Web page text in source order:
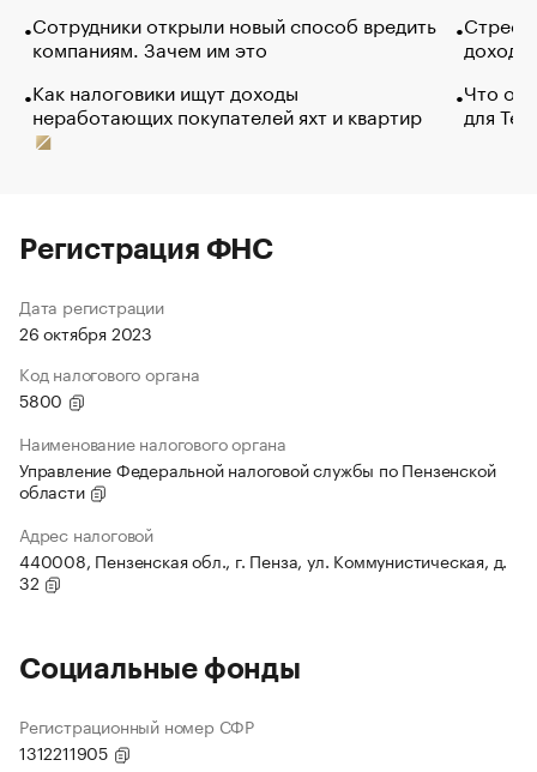
Сотрудники открыли новый способ вредить
компаниям. Зачем им это
Как налоговики ищут доходы
неработающих покупателей яхт и квартир
Что
для
Регистрация ФНС
Дата регистрации
26 октября 2023
Код налогового органа
5800
Наименование налогового органа
Управление Федеральной налоговой службы по Пензенской
области
Адрес налоговой
440008, Пензенская обл., г. Пенза, ул. Коммунистическая, д.
32
Социальные фонды
Регистрационный номер СФР
1312211905